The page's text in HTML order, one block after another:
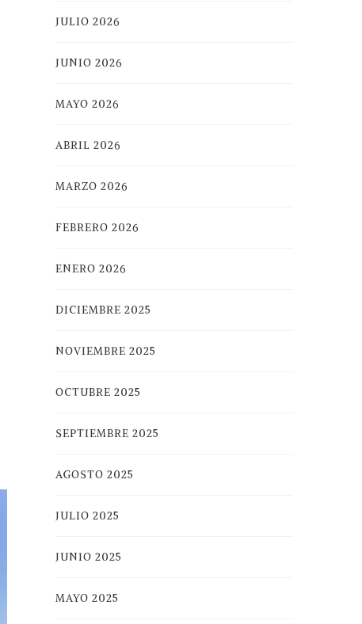
JULIO 2026
JUNIO 2026
MAYO 2026
ABRIL 2026
MARZO 2026
FEBRERO 2026
ENERO 2026
DICIEMBRE 2025
NOVIEMBRE 2025
OCTUBRE 2025
SEPTIEMBRE 2025
AGOSTO 2025
JULIO 2025
JUNIO 2025
MAYO 2025